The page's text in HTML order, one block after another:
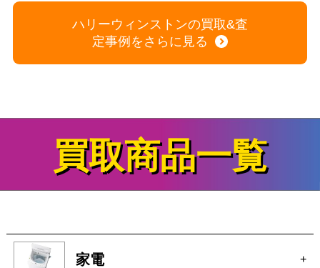
ハリーウィンストンの買取&査
定事例をさらに見る
買取商品一覧
家電 +